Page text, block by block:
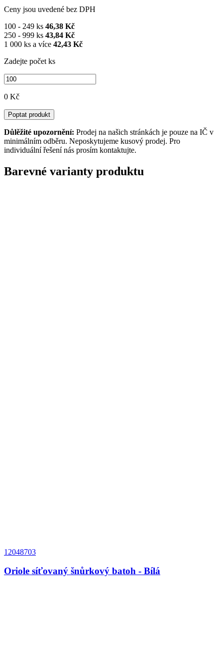
Ceny jsou uvedené bez DPH
100 - 249 ks 46,38 Kč
250 - 999 ks 43,84 Kč
1 000 ks a více 42,43 Kč
Zadejte počet ks
0 Kč
Poptat produkt
Důlěžité upozornění: Prodej na našich stránkách je pouze na IČ v
minimálním odběru. Neposkytujeme kusový prodej. Pro
individuální řešení nás prosím kontaktujte.
Barevné varianty produktu
12048703
Oriole síťovaný šnůrkový batoh - Bílá